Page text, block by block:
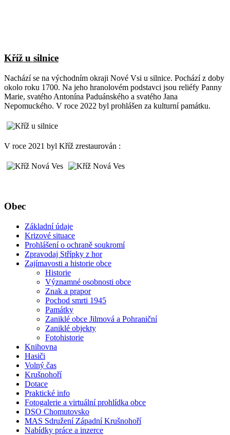
Kříž u silnice
Nachází se na východním okraji Nové Vsi u silnice. Pochází z doby
okolo roku 1700. Na jeho hranolovém podstavci jsou reliéfy Panny
Marie, svatého Antonína Paduánského a svatého Jana
Nepomuckého. V roce 2022 byl prohlášen za kulturní památku.
V roce 2021 byl Kříž zrestaurován :
Obec
Základní údaje
Krizové situace
Prohlášení o ochraně soukromí
Zpravodaj Střípky z hor
Zajímavosti a historie obce
Historie
Významné osobnosti obce
Znak a prapor
Pochod smrti 1945
Památky
Zaniklé obce Jilmová a Pohraniční
Zaniklé objekty
Fotohistorie
Knihovna
Hasiči
Volný čas
Krušnohoří
Dotace
Praktické info
Fotogalerie a virtuální prohlídka obce
DSO Chomutovsko
MAS Sdružení Západní Krušnohoří
Nabídky práce a inzerce